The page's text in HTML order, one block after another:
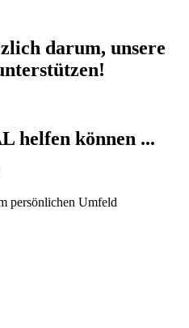
darum, unsere
helfen können ...
persönlichen Umfeld